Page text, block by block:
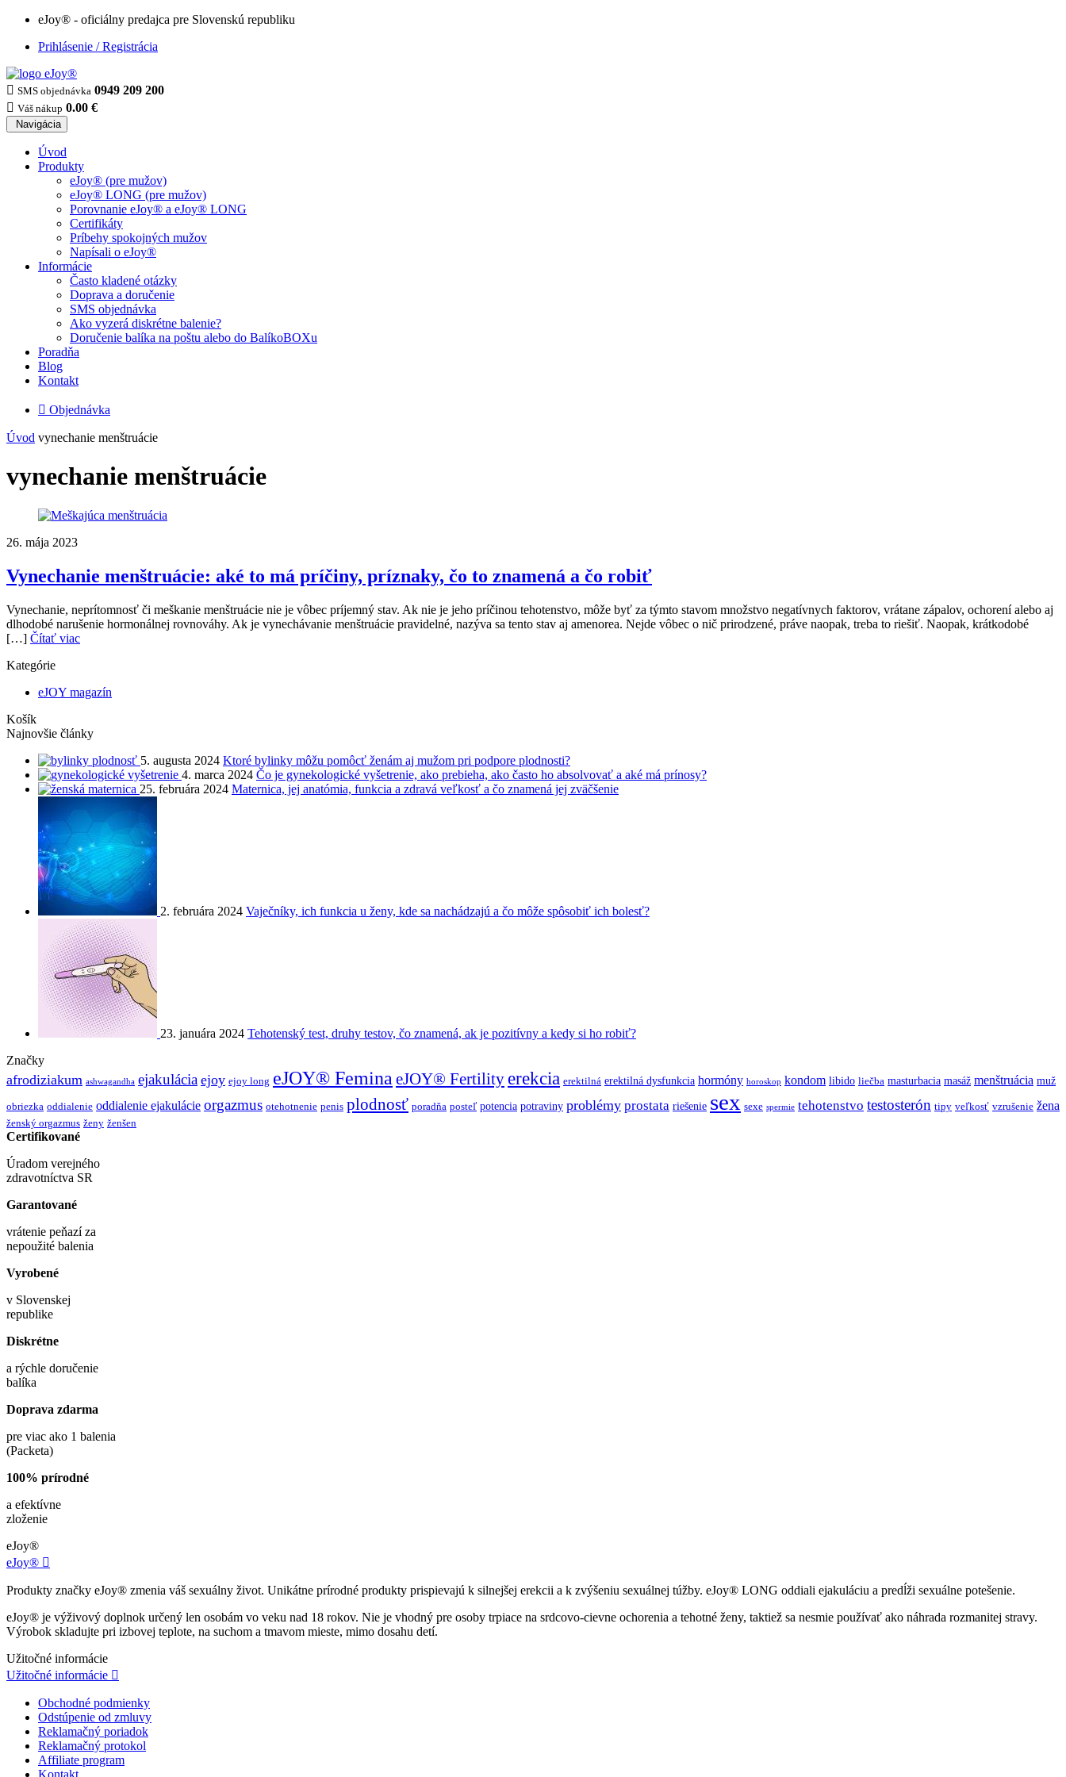
eJoy® - oficiálny predajca pre Slovenskú republiku
Prihlásenie / Registrácia
 SMS objednávka 0949 209 200
 Váš nákup 0.00 €
Navigácia
Úvod
Produkty
eJoy® (pre mužov)
eJoy® LONG (pre mužov)
Porovnanie eJoy® a eJoy® LONG
Certifikáty
Príbehy spokojných mužov
Napísali o eJoy®
Informácie
Často kladené otázky
Doprava a doručenie
SMS objednávka
Ako vyzerá diskrétne balenie?
Doručenie balíka na poštu alebo do BalíkoBOXu
Poradňa
Blog
Kontakt
 Objednávka
Úvod vynechanie menštruácie
vynechanie menštruácie
26. mája 2023
Vynechanie menštruácie: aké to má príčiny, príznaky, čo to znamená a čo robiť
Vynechanie, neprítomnosť či meškanie menštruácie nie je vôbec príjemný stav. Ak nie je jeho príčinou tehotenstvo, môže byť za týmto stavom množstvo negatívnych faktorov, vrátane zápalov, ochorení alebo aj
dlhodobé narušenie hormonálnej rovnováhy. Ak je vynechávanie menštruácie pravidelné, nazýva sa tento stav aj amenorea. Nejde vôbec o nič prirodzené, práve naopak, treba to riešiť. Naopak, krátkodobé
[…] Čítať viac
Kategórie
eJOY magazín
Košík
Najnovšie články
5. augusta 2024 Ktoré bylinky môžu pomôcť ženám aj mužom pri podpore plodnosti?
4. marca 2024 Čo je gynekologické vyšetrenie, ako prebieha, ako často ho absolvovať a aké má prínosy?
25. februára 2024 Maternica, jej anatómia, funkcia a zdravá veľkosť a čo znamená jej zväčšenie
2. februára 2024 Vaječníky, ich funkcia u ženy, kde sa nachádzajú a čo môže spôsobiť ich bolesť?
23. januára 2024 Tehotenský test, druhy testov, čo znamená, ak je pozitívny a kedy si ho robiť?
Značky
afrodiziakum ashwagandha ejakulácia ejoy ejoy long eJOY® Femina eJOY® Fertility erekcia erektilná erektilná dysfunkcia hormóny horoskop kondom libido liečba masturbacia masáž menštruácia muž
obriezka oddialenie oddialenie ejakulácie orgazmus otehotnenie penis plodnosť poradňa posteľ potencia potraviny problémy prostata riešenie sex sexe spermie tehotenstvo testosterón tipy veľkosť vzrušenie žena
ženský orgazmus ženy ženšen
Certifikované
Úradom verejného
zdravotníctva SR
Garantované
vrátenie peňazí za
nepoužité balenia
Vyrobené
v Slovenskej
republike
Diskrétne
a rýchle doručenie
balíka
Doprava zdarma
pre viac ako 1 balenia
(Packeta)
100% prírodné
a efektívne
zloženie
eJoy®
eJoy® 
Produkty značky eJoy® zmenia váš sexuálny život. Unikátne prírodné produkty prispievajú k silnejšej erekcii a k zvýšeniu sexuálnej túžby. eJoy® LONG oddiali ejakuláciu a predĺži sexuálne potešenie.
eJoy® je výživový doplnok určený len osobám vo veku nad 18 rokov. Nie je vhodný pre osoby trpiace na srdcovo-cievne ochorenia a tehotné ženy, taktiež sa nesmie používať ako náhrada rozmanitej stravy.
Výrobok skladujte pri izbovej teplote, na suchom a tmavom mieste, mimo dosahu detí.
Užitočné informácie
Užitočné informácie 
Obchodné podmienky
Odstúpenie od zmluvy
Reklamačný poriadok
Reklamačný protokol
Affiliate program
Kontakt